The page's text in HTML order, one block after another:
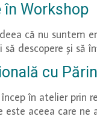
în Workshop
că nu suntem
descopere și să
cu
încep în atelier prin
este aceea care